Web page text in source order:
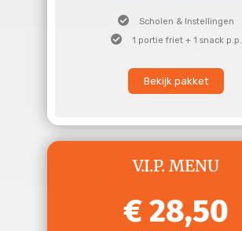
Scholen & Instellingen
1 portie friet + 1 snack p.p.
Bekijk pakket
V.I.P. MENU
28,50